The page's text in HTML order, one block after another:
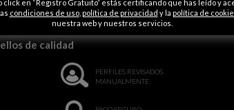
click en “Registro Gratuito” estás certificando que has leído y
condiciones de uso, política de privacidad y la política de
nuestra web y nuestros servicios.
de calidad
PERFILES REVISADOS
MANUALMENTE